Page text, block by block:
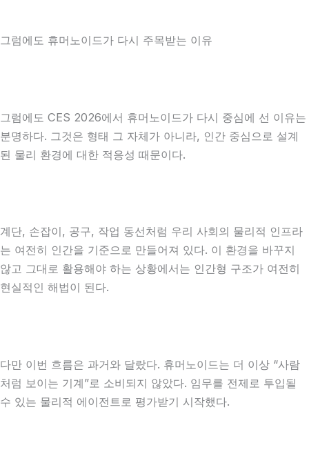
그럼에도 휴머노이드가 다시 주목받는 이유
그럼에도 CES 2026에서 휴머노이드가 다시 중심에 선 이유는
분명하다. 그것은 형태 그 자체가 아니라, 인간 중심으로 설계
된 물리 환경에 대한 적응성 때문이다.
계단, 손잡이, 공구, 작업 동선처럼 우리 사회의 물리적 인프라
는 여전히 인간을 기준으로 만들어져 있다. 이 환경을 바꾸지
않고 그대로 활용해야 하는 상황에서는 인간형 구조가 여전히
현실적인 해법이 된다.
다만 이번 흐름은 과거와 달랐다. 휴머노이드는 더 이상 “사람
처럼 보이는 기계”로 소비되지 않았다. 임무를 전제로 투입될
수 있는 물리적 에이전트로 평가받기 시작했다.